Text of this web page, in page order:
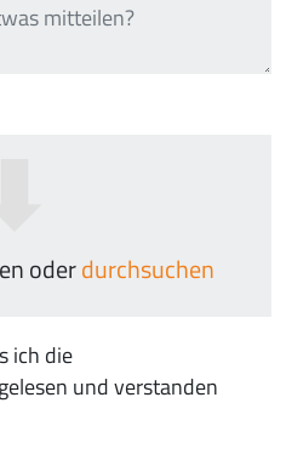
oderdurchsuchen
ich die
gelesen und verstanden